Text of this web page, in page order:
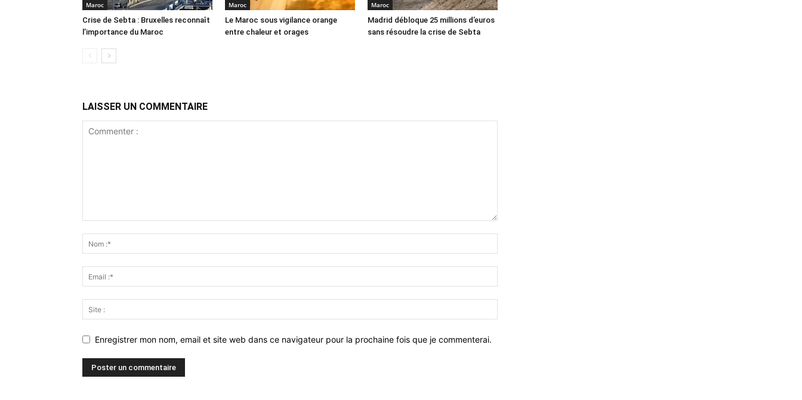
Maroc
Crise de Sebta : Bruxelles reconnaît
l’importance du Maroc
Maroc
Le Maroc sous vigilance orange
entre chaleur et orages
Maroc
Madrid débloque 25 millions d’euros
sans résoudre la crise de Sebta
LAISSER UN COMMENTAIRE
Enregistrer mon nom, email et site web dans ce navigateur pour la prochaine fois que je commenterai.